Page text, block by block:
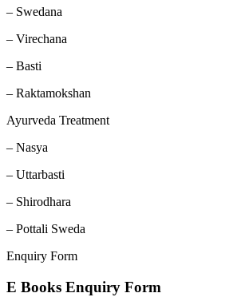
– Swedana
– Virechana
– Basti
– Raktamokshan
Ayurveda Treatment
– Nasya
– Uttarbasti
– Shirodhara
– Pottali Sweda
Enquiry Form
E Books Enquiry Form